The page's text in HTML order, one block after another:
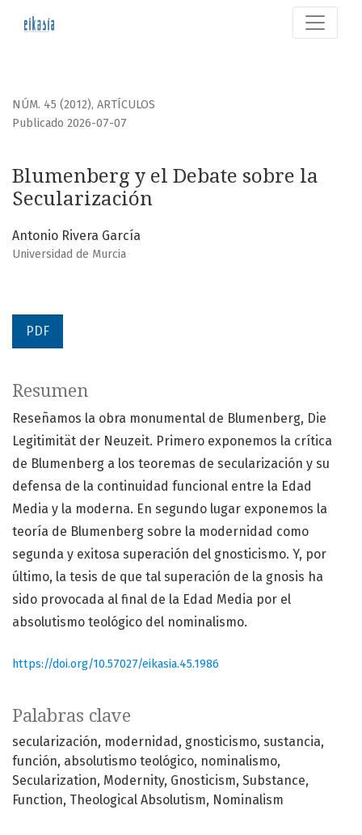
Blumenberg y el Debate sobre la Secularización
NÚM. 45 (2012), ARTÍCULOS
Blumenberg y el Debate sobre la
Secularización
Publicado 2026-07-07
Antonio Rivera García
Universidad de Murcia
PDF
Palabras clave
secularización modernidad gnosticismo sustancia
función absolutismo teológico nominalismo
Secularization Modernity Gnosticism Substance
Function Theological Absolutism Nominalism
Resumen
Reseñamos la obra monumental de Blumenberg, Die
Legitimität der Neuzeit. Primero exponemos la crítica
de Blumenberg a los teoremas de secularización y su
defensa de la continuidad funcional entre la Edad
Media y la moderna. En segundo lugar exponemos la
teoría de Blumenberg sobre la modernidad como
segunda y exitosa superación del gnosticismo. Y, por
último, la tesis de que tal superación de la gnosis ha
sido provocada al final de la Edad Media por el
absolutismo teológico del nominalismo.
https://doi.org/10.57027/eikasia.45.1986